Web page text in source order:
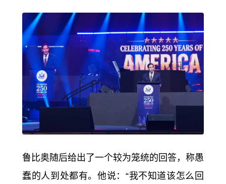
鲁比奥随后给出了一个较为笼统的回答，称愚
蠢的人到处都有。他说：“我不知道该怎么回